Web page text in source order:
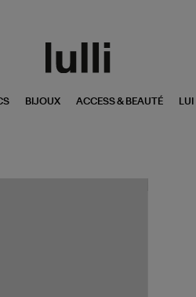
BIJOUX ACCESS & BEAUTÉ LUI